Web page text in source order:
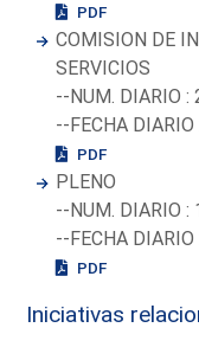
PDF
COMISION DE
SERVICIOS
--NUM. DIARIO :
--FECHA
PDF
PLENO
--NUM. DIARIO :
--FECHA
PDF
Iniciativas